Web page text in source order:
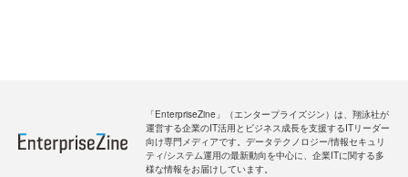
「EnterpriseZine」（エンタープライズジン）は、翔泳社が
運営する企業のIT活用とビジネス成長を支援するITリーダー
向け専門メディアです。データテクノロジー/情報セキュリ
ティ/システム運用の最新動向を中心に、企業ITに関する多
様な情報をお届けしています。